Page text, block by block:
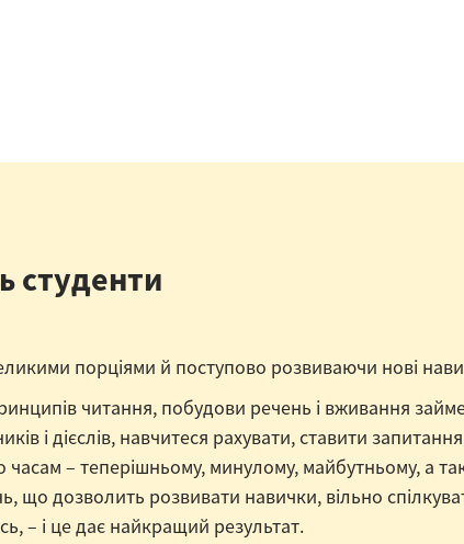
студенти
порціями й поступово розвиваючи нові
читання, побудови речень і вживання
і дієслів, навчитеся рахувати, ставити
– теперішньому, минулому, майбутньому, а
що дозволить розвивати навички, вільно
– і це дає найкращий результат.